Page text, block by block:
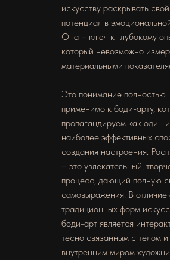
искусству раскрывать
потенциал в
Она – ключ к глубокому
который невозможно
материальными
Это понимание полностью
применимо к боди-арту,
пропагандируем как один
наиболее эффективных
создания настроения.
– это увлекательный,
процесс, дающий полную
самовыражения. В отличие
традиционных форм
боди-арт является
тесно связанным с телом и
внутренним миром